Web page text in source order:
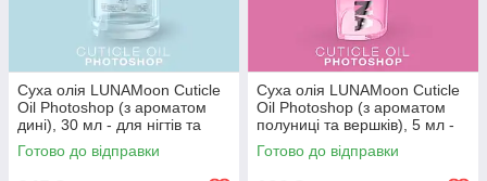
Суха олія LUNAMoon Cuticle
Oil Photoshop (з ароматом
дині), 30 мл - для нігтів та
кутикули
Готово до відправки
Суха олія LUNAMoon Cuticle
Oil Photoshop (з ароматом
полуниці та вершків), 5 мл -
для нігтів та кутикули
Готово до відправки